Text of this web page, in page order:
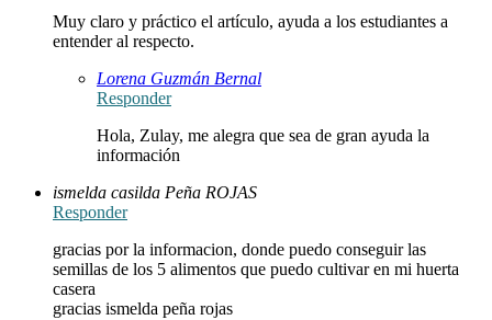
Muy claro y práctico el artículo, ayuda a los estudiantes a
entender al respecto.
Lorena Guzmán Bernal
Responder
Hola, Zulay, me alegra que sea de gran ayuda la
información
ismelda casilda Peña ROJAS
Responder
gracias por la informacion, donde puedo conseguir las
semillas de los 5 alimentos que puedo cultivar en mi huerta
casera
gracias ismelda peña rojas